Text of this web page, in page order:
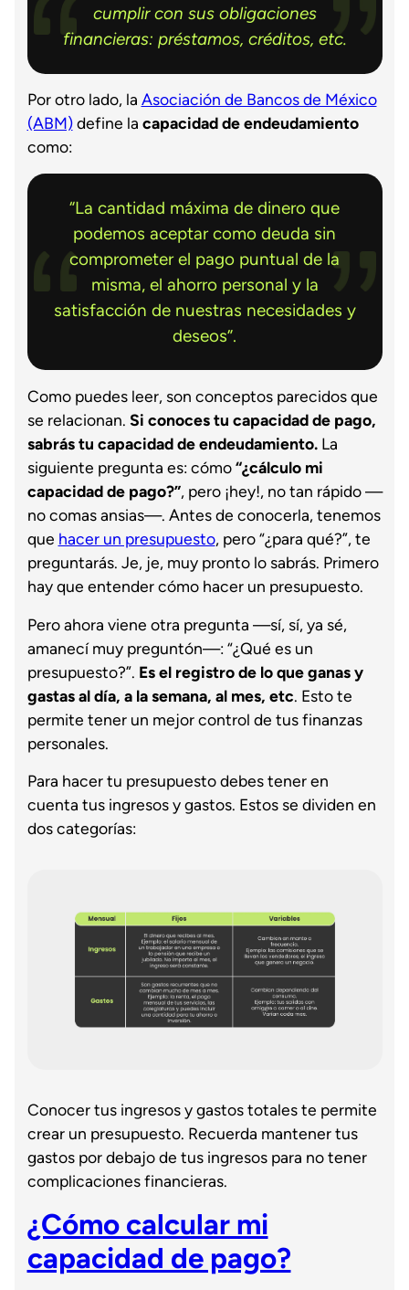
cumplir con sus obligaciones
financieras: préstamos, créditos, etc.
Por otro lado, la Asociación de Bancos de México
(ABM)define la capacidad de endeudamiento
como:
“La cantidad máxima de dinero que
podemos aceptar como deuda sin
comprometer el pago puntual de la
misma, el ahorro personal y la
satisfacción de nuestras necesidades y
deseos”.
Como puedes leer, son conceptos parecidos que
se relacionan. Si conoces tu capacidad de pago,
sabrás tu capacidad de endeudamiento. La
siguiente pregunta es: cómo“¿cálculo mi
capacidad de pago?”, pero ¡hey!, no tan rápido —
no comas ansias—. Antes de conocerla, tenemos
que hacer un presupuesto, pero “¿para qué?”, te
preguntarás. Je, je, muy pronto lo sabrás. Primero
hay que entender cómo hacer un presupuesto.
Pero ahora viene otra pregunta —sí, sí, ya sé,
amanecí muy preguntón—: “¿Qué es un
presupuesto?”. Es el registro de lo que ganas y
gastas al día, a la semana, al mes, etc. Esto te
permite tener un mejor control de tus finanzas
personales.
Para hacer tu presupuesto debes tener en
cuenta tus ingresos y gastos. Estos se dividen en
dos categorías:
Conocer tus ingresos y gastos totales te permite
crear un presupuesto. Recuerda mantener tus
gastos por debajo de tus ingresos para no tener
complicaciones financieras.
¿Cómo calcular mi
capacidad de pago?